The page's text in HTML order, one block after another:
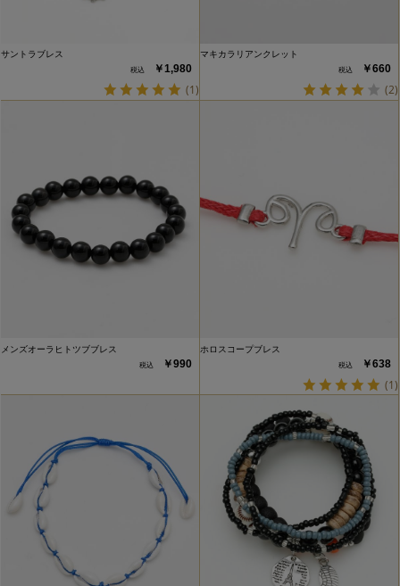
サントラブレス
￥1,980
(1)
マキカラリアンクレット
￥660
(2)
メンズオーラヒトツブブレス
￥990
ホロスコープブレス
￥638
(1)